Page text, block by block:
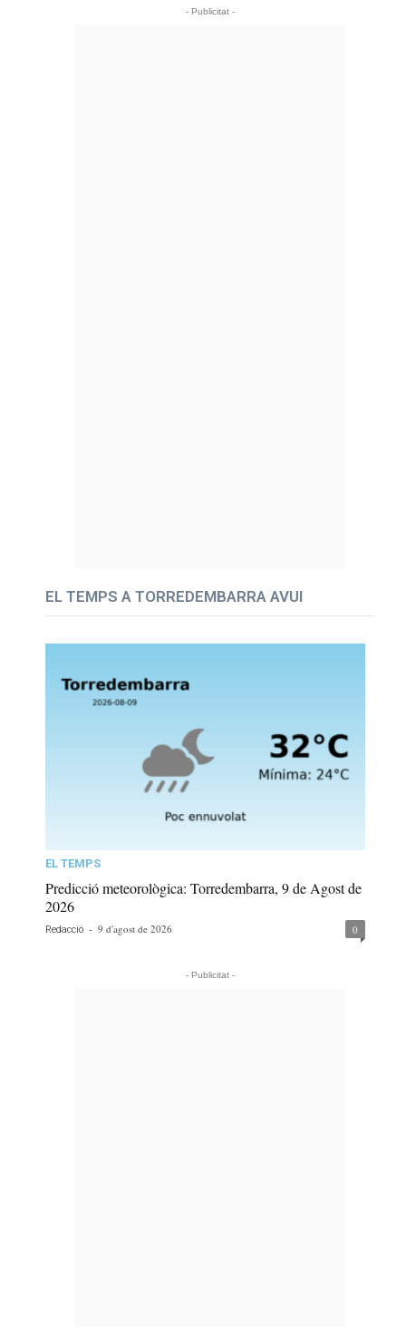
- Publicitat -
EL TEMPS A TORREDEMBARRA AVUI
EL TEMPS
Predicció meteorològica: Torredembarra, 9 de Agost de
2026
Redacció - 9 d'agost de 2026 0
- Publicitat -